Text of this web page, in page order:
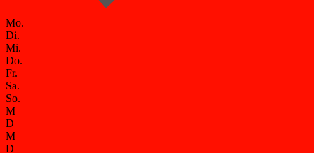
Mo.
Di.
Mi.
Do.
Fr.
Sa.
So.
M
D
M
D